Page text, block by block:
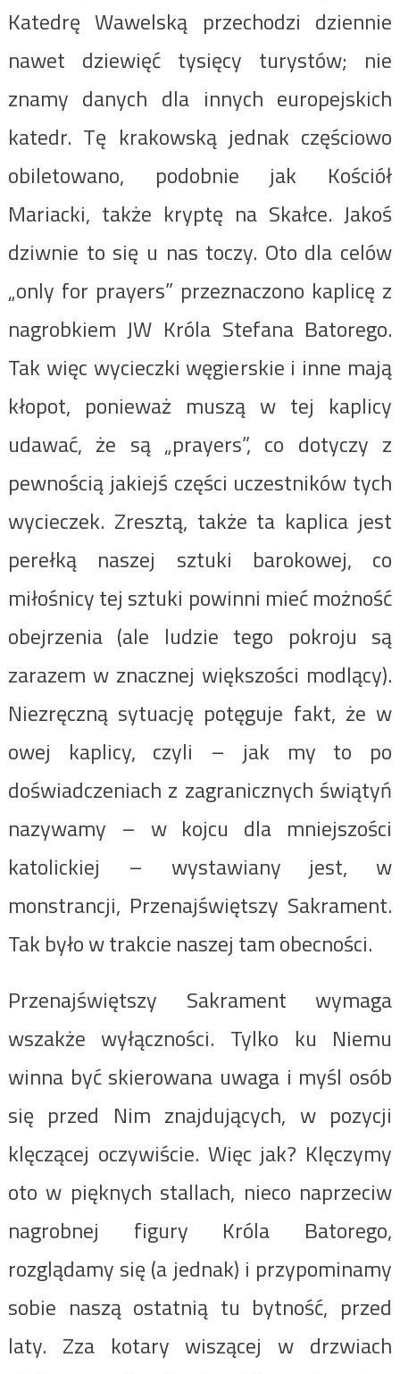
Katedrę Wawelską przechodzi dziennie
nawet dziewięć tysięcy turystów; nie
znamy danych dla innych europejskich
katedr. Tę krakowską jednak częściowo
obiletowano, podobnie jak Kościół
Mariacki, także kryptę na Skałce. Jakoś
dziwnie to się u nas toczy. Oto dla celów
„only for prayers” przeznaczono kaplicę z
nagrobkiem JW Króla Stefana Batorego.
Tak więc wycieczki węgierskie i inne mają
kłopot, ponieważ muszą w tej kaplicy
udawać, że są „prayers”, co dotyczy z
pewnością jakiejś części uczestników tych
wycieczek. Zresztą, także ta kaplica jest
perełką naszej sztuki barokowej, co
miłośnicy tej sztuki powinni mieć możność
obejrzenia (ale ludzie tego pokroju są
zarazem w znacznej większości modlący).
Niezręczną sytuację potęguje fakt, że w
owej kaplicy, czyli – jak my to po
doświadczeniach z zagranicznych świątyń
nazywamy – w kojcu dla mniejszości
katolickiej – wystawiany jest, w
monstrancji, Przenajświętszy Sakrament.
Tak było w trakcie naszej tam obecności.
Przenajświętszy Sakrament wymaga
wszakże wyłączności. Tylko ku Niemu
winna być skierowana uwaga i myśl osób
się przed Nim znajdujących, w pozycji
klęczącej oczywiście. Więc jak? Klęczymy
oto w pięknych stallach, nieco naprzeciw
nagrobnej figury Króla Batorego,
rozglądamy się (a jednak) i przypominamy
sobie naszą ostatnią tu bytność, przed
laty. Zza kotary wiszącej w drzwiach